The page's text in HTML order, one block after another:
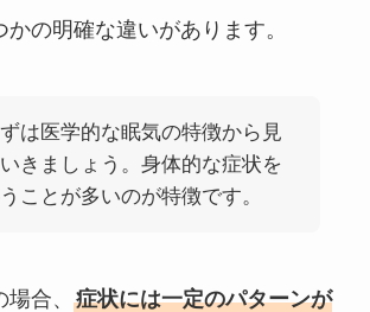
の明確な違いがあります。
ずは医学的な眠気の特徴から見
きましょう。身体的な症状を
ことが多いのが特徴です。
合、 症状には一定のパターンが